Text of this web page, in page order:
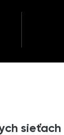
sieťach